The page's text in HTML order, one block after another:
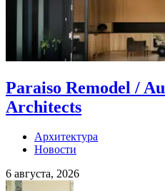
Paraiso Remodel /
Architects
Архитектура
Новости
6 августа, 2026